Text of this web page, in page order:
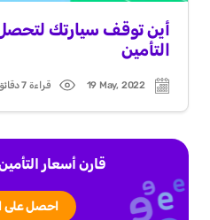
أين توقف سيارتك
التأمين
Post
date
19 May, 2022
Read
time
قراءة 7 دقائق
قارن أسعار
احصل على